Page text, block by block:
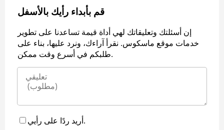
قم بأبداء رأيك بالأسفل
إن أسئلتك وتعليقاتك لهي أداة قيمة تساعدنا على تطوير
خدمات موقع ماسكوس. نقرأ آراءك، ونرد عليها، بناء على
طلبكم في أسرع وقت ممكن.
أريد ردًا على رأيي.